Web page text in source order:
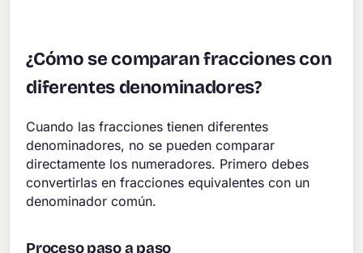
¿Cómo se comparan fracciones con
diferentes denominadores?
Cuando las fracciones tienen diferentes
denominadores, no se pueden comparar
directamente los numeradores. Primero debes
convertirlas en fracciones equivalentes con un
denominador común.
Proceso paso a paso